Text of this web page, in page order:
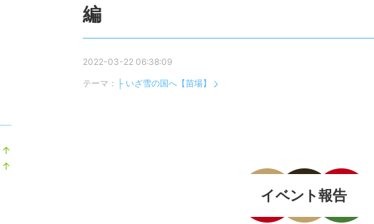
編
2022-03-22 06:38:09
テーマ： ├ いざ雪の国へ【苗場】
イベント報告
↑
↑